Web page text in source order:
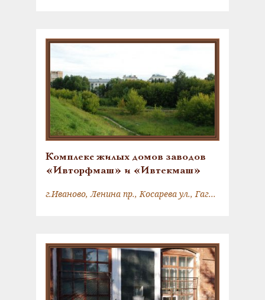
Комплекс жилых домов заводов
«Ивторфмаш» и «Ивтекмаш»
г.Иваново, Ленина пр., Косарева ул., Гагарина ул.